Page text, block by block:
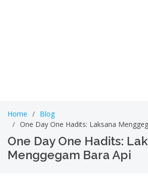
Home
Blog
One Day One Hadits: Laksana
One Day One Hadits:
Menggegam Bara Api